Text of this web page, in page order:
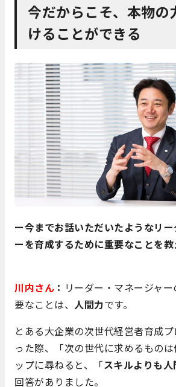
今だからこそ、本物の
けることができる
ー今までお話いただいたようなリ
ーを育成するために重要なことを教
川内さん ： リーダー・マネージャ
要なことは、 人間力です。
とある大企業の次世代経営者育成
った際、「次の世代に求めるもの
ップに尋ねると、「スキルよりも
回答がありました。